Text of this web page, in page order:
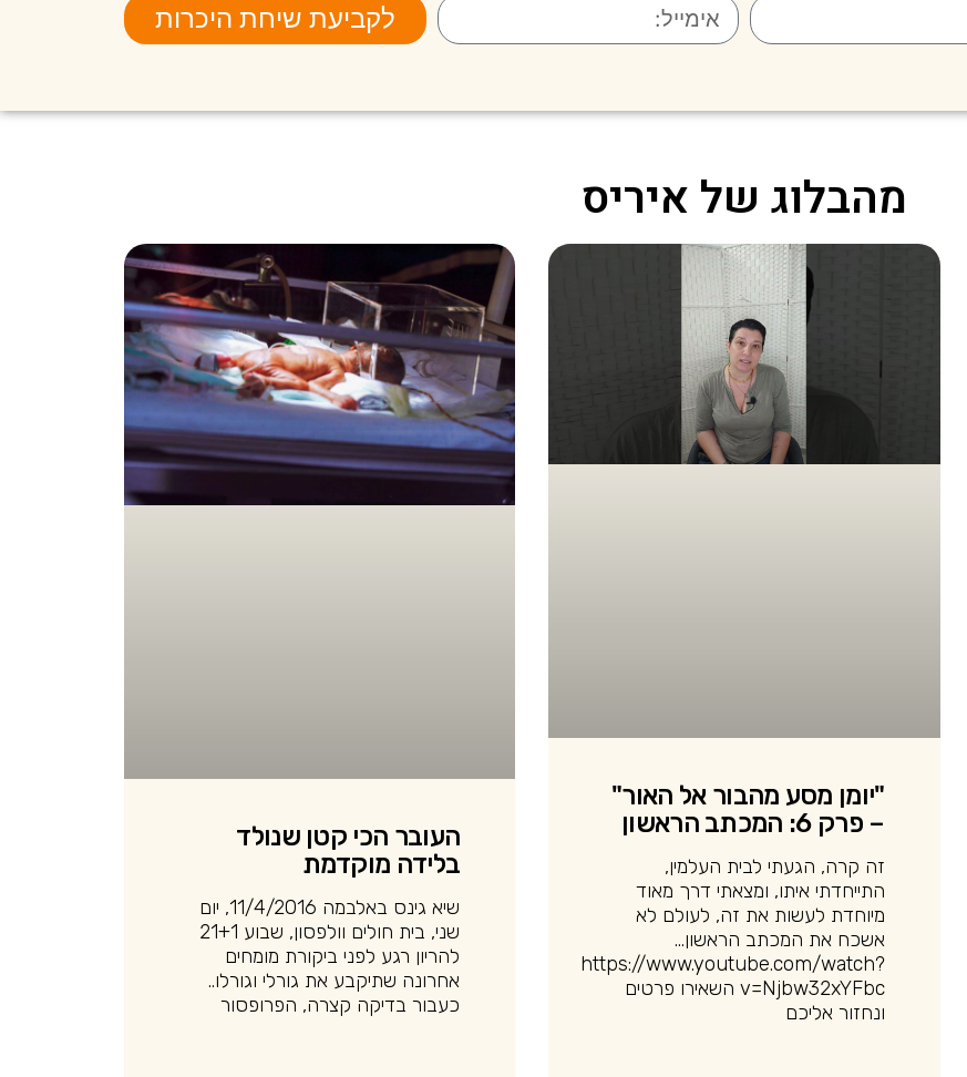
לקביעת שיחת היכרות
מהבלוג של איריס
"יומן מסע מהבור אל האור"
– פרק 6: המכתב הראשון
זה קרה, הגעתי לבית העלמין,
התייחדתי איתו, ומצאתי דרך מאוד
מיוחדת לעשות את זה, לעולם לא
אשכח את המכתב הראשון…
https://www.youtube.com/watch?
v=Njbw32xYFbc השאירו פרטים
ונחזור אליכם
העובר הכי קטן שנולד
בלידה מוקדמת
שיא גינס באלבמה 11/4/2016, יום
שני, בית חולים וולפסון, שבוע 21+1
להריון רגע לפני ביקורת מומחים
אחרונה שתיקבע את גורלי וגורלו..
כעבור בדיקה קצרה, הפרופסור